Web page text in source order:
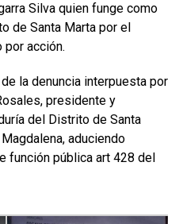
Silva quien funge como
de Santa Marta por el
acción.
la denuncia interpuesta por
presidente y
del Distrito de Santa
aduciendo
pública art 428 del